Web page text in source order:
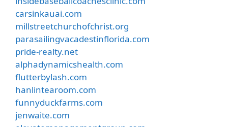
carsinkauai.com
millstreetchurchofchrist.org
parasailingvacadestinflorida.com
pride-realty.net
alphadynamicshealth.com
flutterbylash.com
hanlintearoom.com
funnyduckfarms.com
jenwaite.com